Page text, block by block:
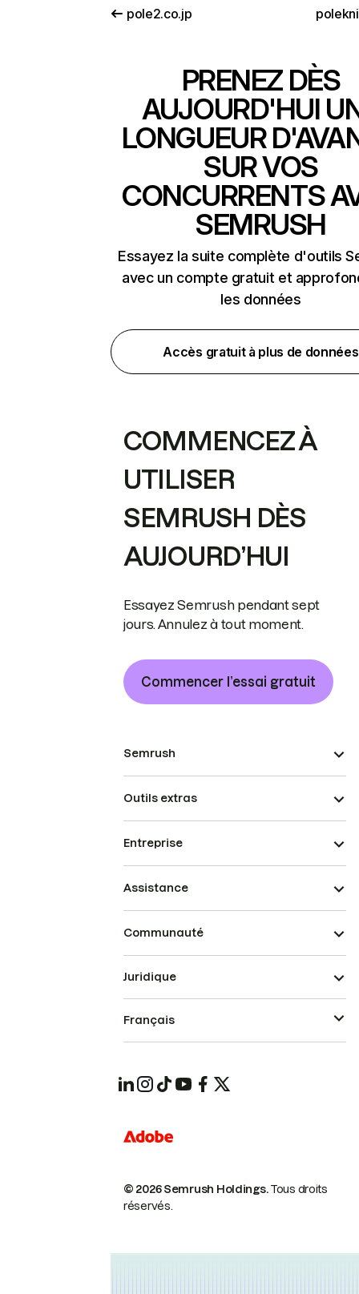
pole2.co.jp
PRENEZ DÈS
AUJOURD'HUI
LONGUEUR
SUR VOS
CONCURRENTS
SEMRUSH
Essayez la suite complète d'outils
avec un compte gratuit et
les données
Accès gratuit à plus de données
COMMENCEZ À
UTILISER
SEMRUSH DÈS
AUJOURD’HUI
Essayez Semrush pendant sept
jours. Annulez à tout moment.
Commencer l’essai gratuit
Semrush
Outils extras
Entreprise
Assistance
Communauté
© 2026 Semrush Holdings.Tous droits
réservés.
Juridique
Français